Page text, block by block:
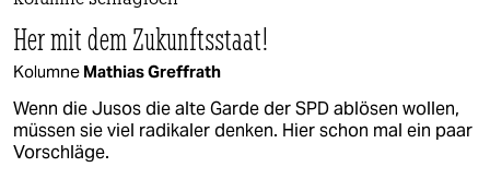
Her mit dem Zukunftsstaat!
Kolumne Mathias Greffrath
Wenn die Jusos die alte Garde der SPD ablösen wollen,
müssen sie viel radikaler denken. Hier schon mal ein paar
Vorschläge.